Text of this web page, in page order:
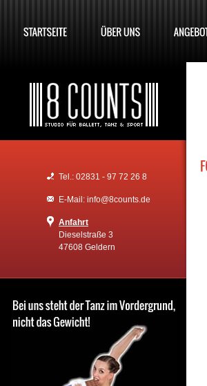
Tel.: 02831 - 97 72 26 8
E-Mail: info@8counts.de
Anfahrt
Dieselstraße 3
47608 Geldern